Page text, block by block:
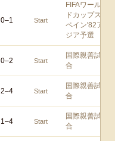
0–1 Start
FIFAワール
ドカップス
ペイン'82ア
ジア予選
0–2 Start
国際親善試
合
2–4 Start
国際親善試
合
1–4 Start
国際親善試
合